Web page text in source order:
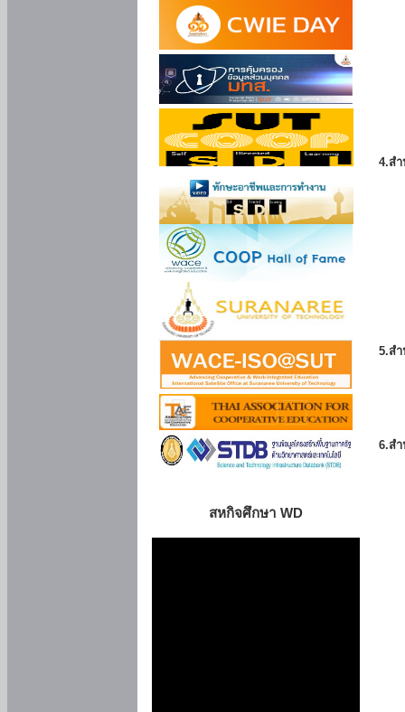
สหกิจศึกษา WD
4.ส
5.ส
6.ส